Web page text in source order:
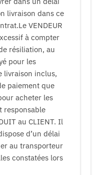
livraison dans ce
VENDEUR
à compter
résiliation, au
pour les
livraison inclus,
paiement que
acheter les
responsable
au CLIENT. Il
d’un délai
au transporteur
constatées lors